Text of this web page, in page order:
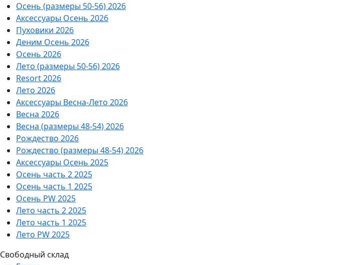
Осень (размеры 50-56) 2026
Аксессуары Осень 2026
Пуховики 2026
Деним Осень 2026
Осень 2026
Лето (размеры 50-56) 2026
Resort 2026
Лето 2026
Аксессуары Весна-Лето 2026
Весна 2026
Весна (размеры 48-54) 2026
Рождество 2026
Рождество (размеры 48-54) 2026
Аксессуары Осень 2025
Осень часть 2 2025
Осень часть 1 2025
Осень PW 2025
Лето часть 2 2025
Лето часть 1 2025
Лето PW 2025
Свободный склад